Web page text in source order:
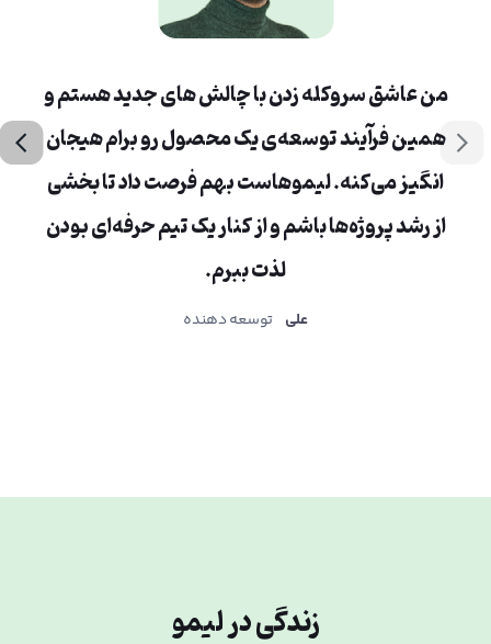
من عاشق سروکله زدن با چالش های جدید هستم و
همین فرآیند توسعه‌ی یک محصول رو برام هیجان
انگیز می‌کنه. لیموهاست بهم فرصت داد تا بخشی
از رشد پروژه‌ها باشم و از کنار یک تیم حرفه‌ای بودن
لذت ببرم.
علی توسعه دهنده
Previous
زندگی در لیمو